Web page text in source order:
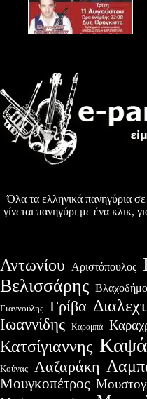
Όλα τα ελληνικά πανηγύρια σε
γίνεται πανηγύρι με ένα κλικ,
Αντωνίου Αριστόπουλος
Βελισσάρης
Γιαννούλης Γρίβα
Ιωαννίδης Καραμπά
Κατσίγιαννης
Κούνας Λαζαράκη
Μουγκοπέτρος